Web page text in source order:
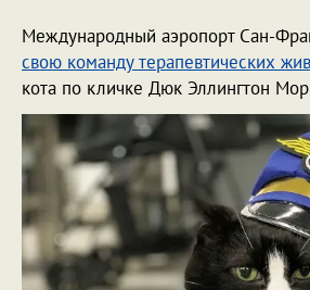
Международный аэропорт Сан-
свою команду терапевтических
кота по кличке Дюк Эллингтон